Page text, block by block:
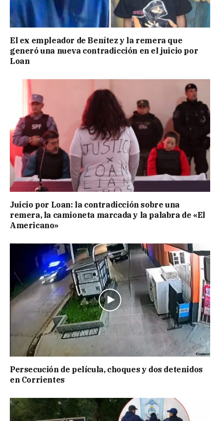
El ex empleador de Benítez y la remera que
generó una nueva contradicción en el juicio por
Loan
Juicio por Loan: la contradicción sobre una
remera, la camioneta marcada y la palabra de «El
Americano»
Persecución de película, choques y dos detenidos
en Corrientes